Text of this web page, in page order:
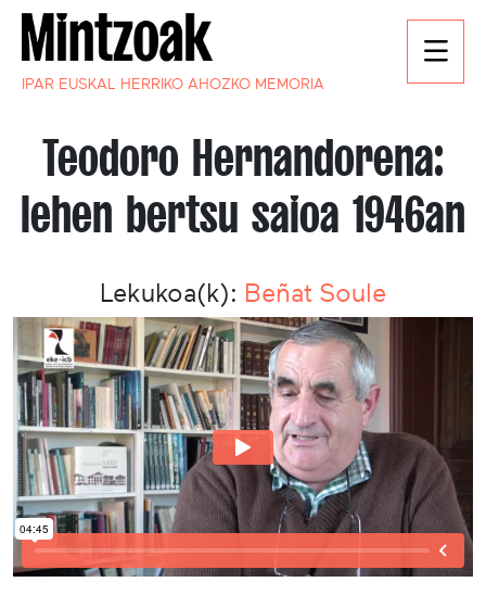
IPAR EUSKAL HERRIKO AHOZKO MEMORIA
Teodoro Hernandorena:
lehen bertsu saioa 1946an
Lekukoa(k): Beñat Soule